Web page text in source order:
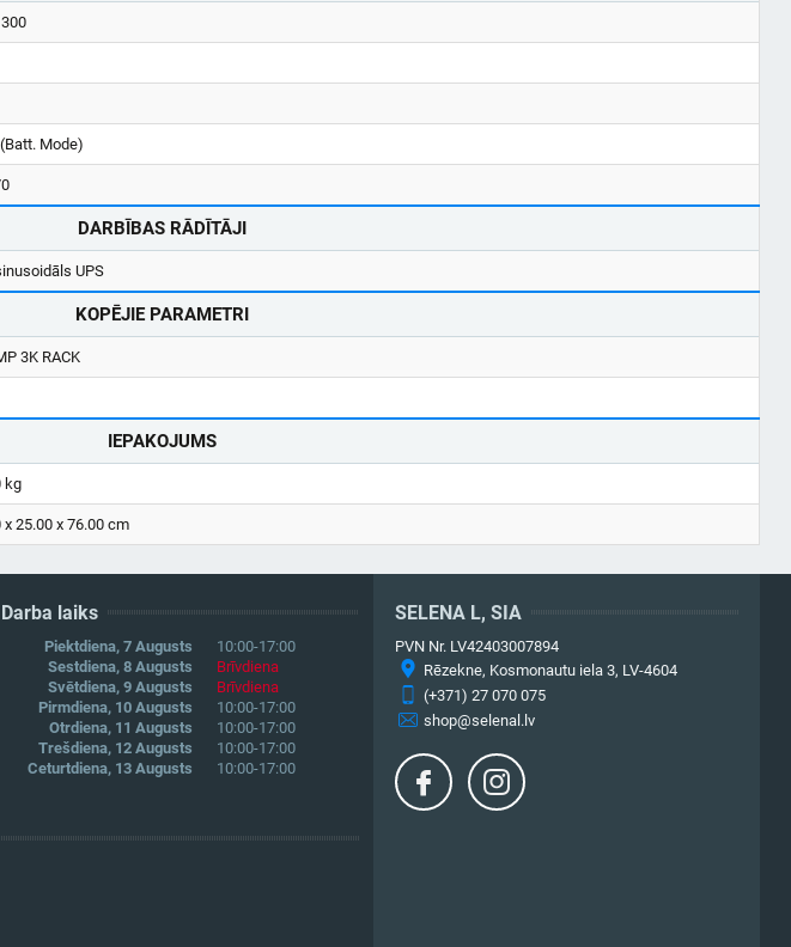
Mode)
DARBĪBAS RĀDĪTĀJI
UPS
KOPĒJIE PARAMETRI
3K RACK
IEPAKOJUMS
kg
x 25.00 x 76.00 cm
Darba laiks
Piektdiena, 7 Augusts
10:00-17:00
Sestdiena, 8 Augusts
Brīvdiena
Svētdiena, 9 Augusts
Brīvdiena
Pirmdiena, 10 Augusts
10:00-17:00
Otrdiena, 11 Augusts
10:00-17:00
Trešdiena, 12 Augusts
10:00-17:00
Ceturtdiena, 13 Augusts
10:00-17:00
SELENA L, SIA
PVN Nr. LV42403007894
Rēzekne, Kosmonautu iela 3, LV-4604
(+371) 27 070 075
shop@selenal.lv